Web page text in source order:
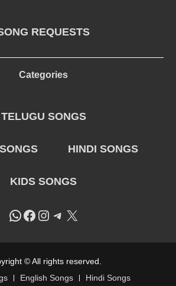
REQUESTS
Categories
TELUGU SONGS
HINDI SONGS
KIDS SONGS
WhatsApp
Facebook
Instagram
Telegram
X
© All rights reserved.
English Songs Hindi Songs